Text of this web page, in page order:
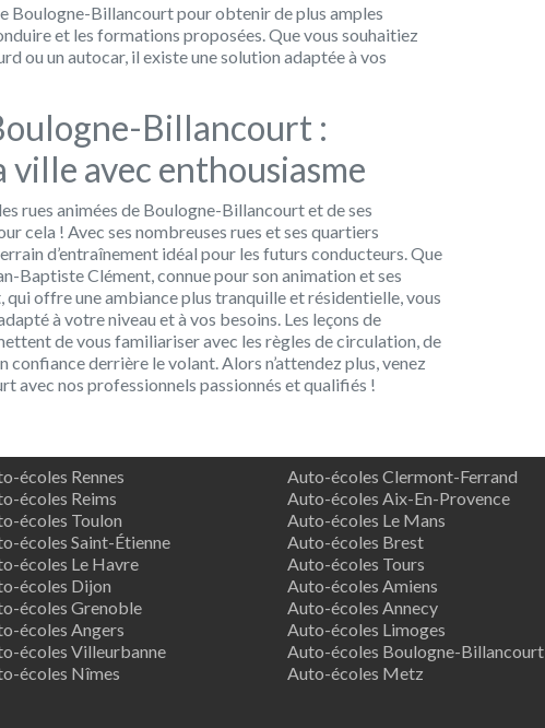
Boulogne-Billancourt pour obtenir de plus amples
et les formations proposées. Que vous souhaitiez
ou un autocar, il existe une solution adaptée à vos
Billancourt :
ville avec enthousiasme
rues animées de Boulogne-Billancourt et de ses
cela ! Avec ses nombreuses rues et ses quartiers
d’entraînement idéal pour les futurs conducteurs. Que
Baptiste Clément, connue pour son animation et ses
qui offre une ambiance plus tranquille et résidentielle, vous
à votre niveau et à vos besoins. Les leçons de
de vous familiariser avec les règles de circulation, de
derrière le volant. Alors n’attendez plus, venez
avec nos professionnels passionnés et qualifiés !
écoles Rennes
écoles Reims
écoles Toulon
écoles Saint-Étienne
écoles Le Havre
écoles Dijon
écoles Grenoble
écoles Angers
écoles Villeurbanne
écoles Nîmes
Auto-écoles Clermont-Ferrand
Auto-écoles Aix-En-Provence
Auto-écoles Le Mans
Auto-écoles Brest
Auto-écoles Tours
Auto-écoles Amiens
Auto-écoles Annecy
Auto-écoles Limoges
Auto-écoles Boulogne-Billancourt
Auto-écoles Metz